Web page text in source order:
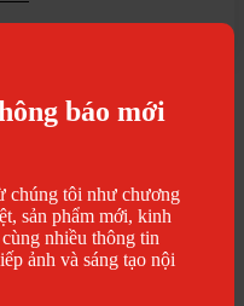
₫
₫
báo mới
chúng tôi như chương
sản phẩm mới, kinh
nhiều thông tin
ảnh và sáng tạo nội